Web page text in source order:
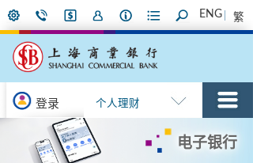
ENG 繁
登录 个人理财
电子银行